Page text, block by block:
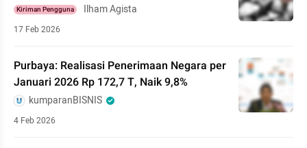
Kiriman Pengguna Ilham Agista
17 Feb 2026
Purbaya: Realisasi Penerimaan Negara per
Januari 2026 Rp 172,7 T, Naik 9,8%
kumparanBISNIS
4 Feb 2026